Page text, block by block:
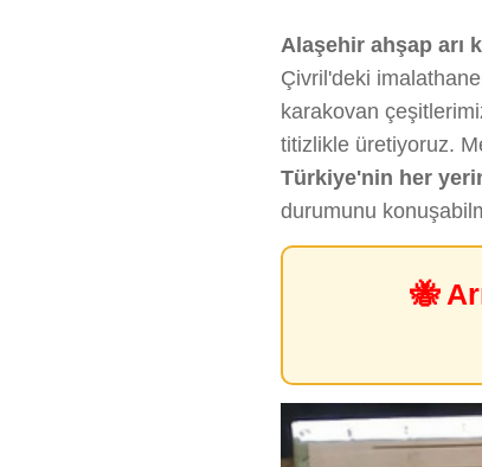
Alaşehir ahşap arı
Çivril'deki
karakovan
titizlikle üretiyoruz.
Türkiye'nin her
durumunu
🐝